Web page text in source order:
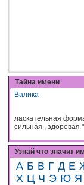
Тайна имени
Валика
ласкательная
сильная , здоровая "
Узнай что значит
А Б В Г Д Е
Х Ц Ч Э Ю Я